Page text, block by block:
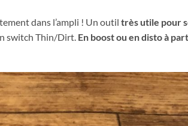
dans l’ampli ! Un outil très utile pour
switch Thin/Dirt. En boost ou en disto à part